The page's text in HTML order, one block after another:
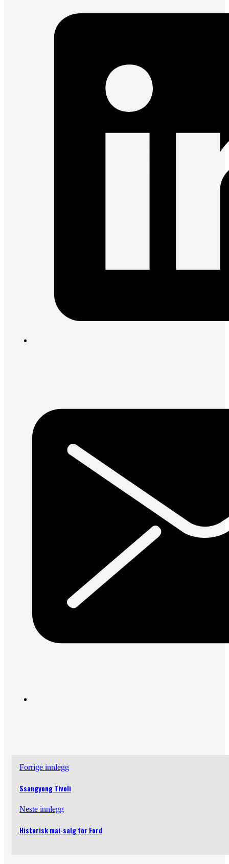
Forrige innlegg
Ssangyong Tivoli
Neste innlegg
Historisk mai-salg for Ford